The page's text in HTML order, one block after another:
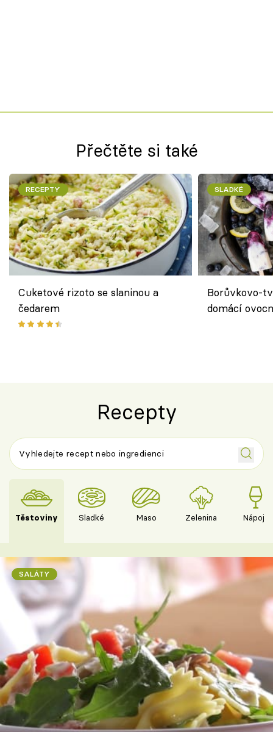
Přečtěte si také
RECEPTY
Cuketové rizoto se slaninou a
čedarem
SLADKÉ
Borůvkovo-
domácí
Recepty
Těstoviny Sladké Maso Zelenina Nápoje
SALÁTY